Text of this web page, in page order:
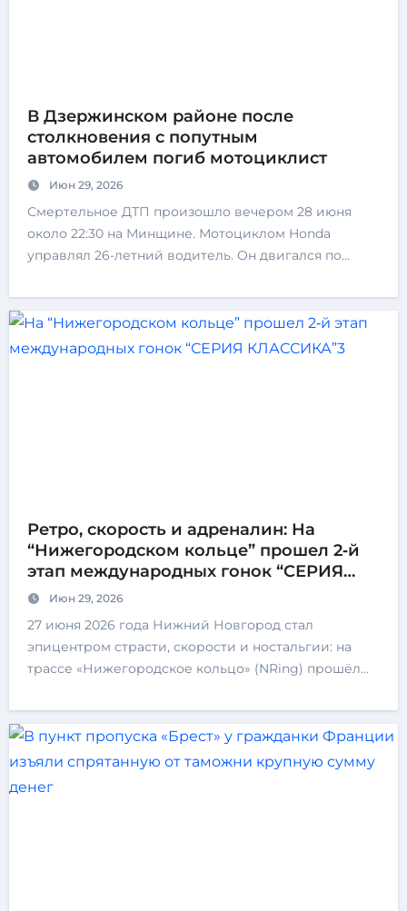
В Дзержинском районе после
столкновения с попутным
автомобилем погиб мотоциклист
Июн 29, 2026
Смертельное ДТП произошло вечером 28 июня
около 22:30 на Минщине. Мотоциклом Honda
управлял 26-летний водитель. Он двигался по…
Ретро, скорость и адреналин: На
“Нижегородском кольце” прошел 2‑й
этап международных гонок “СЕРИЯ
КЛАССИКА”!
Июн 29, 2026
27 июня 2026 года Нижний Новгород стал
эпицентром страсти, скорости и ностальгии: на
трассе «Нижегородское кольцо» (NRing) прошёл…